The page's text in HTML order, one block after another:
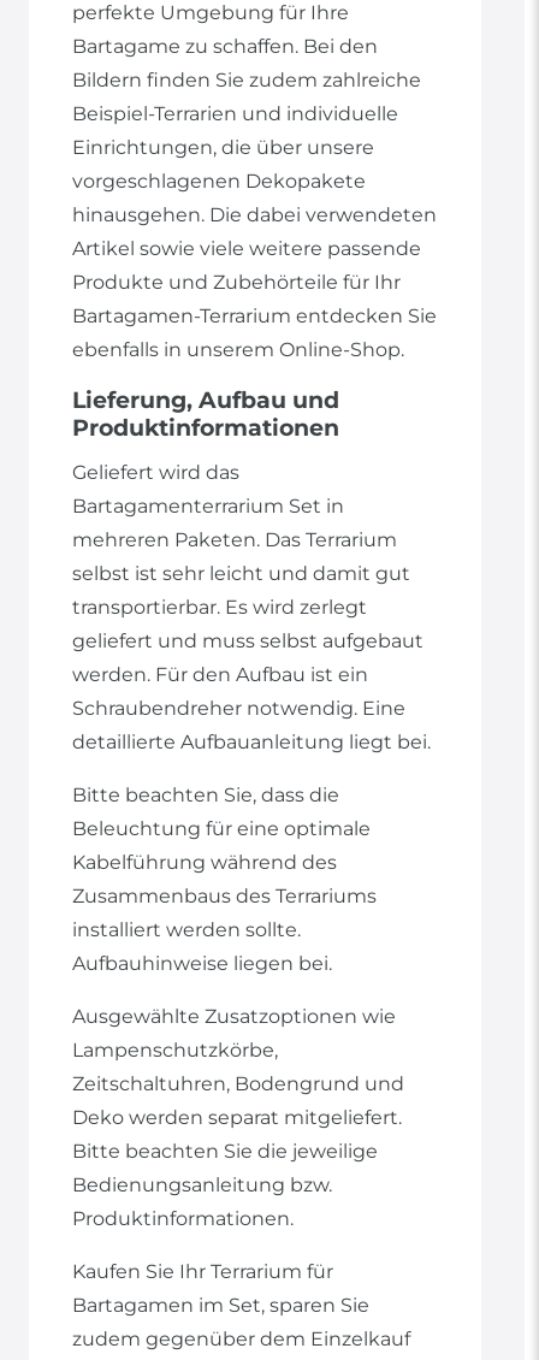
perfekte Umgebung für Ihre
Bartagame zu schaffen. Bei den
Bildern finden Sie zudem zahlreiche
Beispiel-Terrarien und individuelle
Einrichtungen, die über unsere
vorgeschlagenen Dekopakete
hinausgehen. Die dabei verwendeten
Artikel sowie viele weitere passende
Produkte und Zubehörteile für Ihr
Bartagamen-Terrarium entdecken Sie
ebenfalls in unserem Online-Shop.
Lieferung, Aufbau und
Produktinformationen
Geliefert wird das
Bartagamenterrarium Set in
mehreren Paketen. Das Terrarium
selbst ist sehr leicht und damit gut
transportierbar. Es wird zerlegt
geliefert und muss selbst aufgebaut
werden. Für den Aufbau ist ein
Schraubendreher notwendig. Eine
detaillierte Aufbauanleitung liegt bei.
Bitte beachten Sie, dass die
Beleuchtung für eine optimale
Kabelführung während des
Zusammenbaus des Terrariums
installiert werden sollte.
Aufbauhinweise liegen bei.
Ausgewählte Zusatzoptionen wie
Lampenschutzkörbe,
Zeitschaltuhren, Bodengrund und
Deko werden separat mitgeliefert.
Bitte beachten Sie die jeweilige
Bedienungsanleitung bzw.
Produktinformationen.
Kaufen Sie Ihr Terrarium für
Bartagamen im Set, sparen Sie
zudem gegenüber dem Einzelkauf